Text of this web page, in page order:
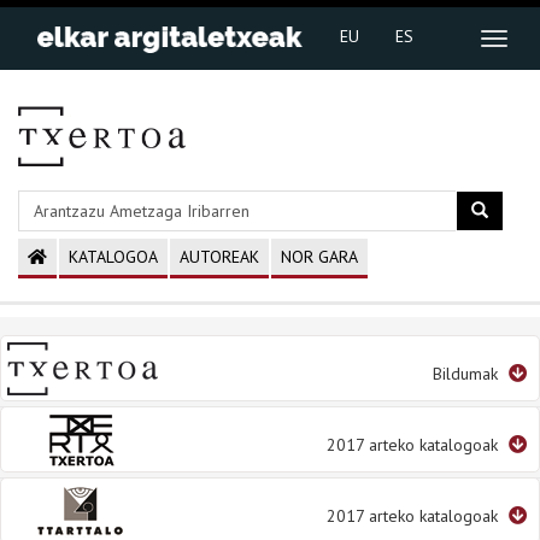
EU ES
KATALOGOA AUTOREAK NOR GARA
Bildumak
2017 arteko katalogoak
2017 arteko katalogoak